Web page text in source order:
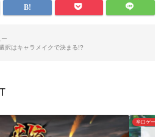
択はキャラメイクで決まる!?
辛口ゲーム